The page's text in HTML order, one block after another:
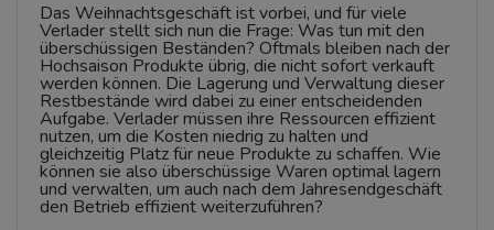
Das Weihnachtsgeschäft ist vorbei, und für viele
Verlader stellt sich nun die Frage: Was tun mit den
überschüssigen Beständen? Oftmals bleiben nach der
Hochsaison Produkte übrig, die nicht sofort verkauft
werden können. Die Lagerung und Verwaltung dieser
Restbestände wird dabei zu einer entscheidenden
Aufgabe. Verlader müssen ihre Ressourcen effizient
nutzen, um die Kosten niedrig zu halten und
gleichzeitig Platz für neue Produkte zu schaffen. Wie
können sie also überschüssige Waren optimal lagern
und verwalten, um auch nach dem Jahresendgeschäft
den Betrieb effizient weiterzuführen?